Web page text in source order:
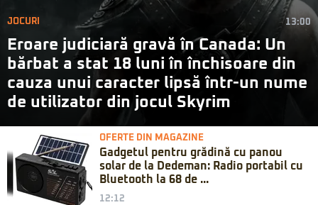
JOCURI 13:00
Eroare judiciară gravă în Canada: Un
bărbat a stat 18 luni în închisoare din
cauza unui caracter lipsă într-un nume
de utilizator din jocul Skyrim
OFERTE DIN MAGAZINE
Gadgetul pentru grădină cu panou
solar de la Dedeman: Radio portabil cu
Bluetooth la 68 de ...
12:12